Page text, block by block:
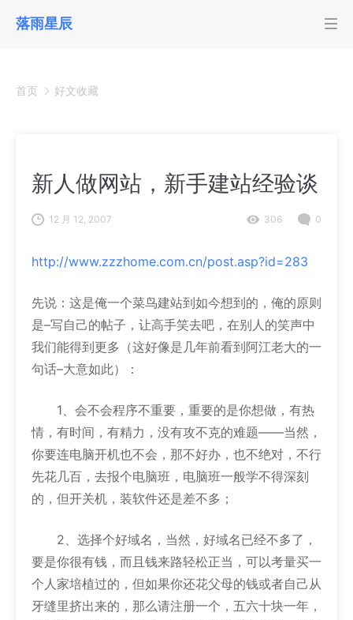
落雨星辰
首页 好文收藏
新人做网站，新手建站经验谈
12 月 12, 2007 306 0
http://www.zzzhome.com.cn/post.asp?id=283
先说：这是俺一个菜鸟建站到如今想到的，俺的原则
是–写自己的帖子，让高手笑去吧，在别人的笑声中
我们能得到更多（这好像是几年前看到阿江老大的一
句话–大意如此）：
1、会不会程序不重要，重要的是你想做，有热
情，有时间，有精力，没有攻不克的难题——当然，
你要连电脑开机也不会，那不好办，也不绝对，不行
先花几百，去报个电脑班，电脑班一般学不得深刻
的，但开关机，装软件还是差不多；
2、选择个好域名，当然，好域名已经不多了，
要是你很有钱，而且钱来路轻松正当，可以考量买一
个人家培植过的，但如果你还花父母的钱或者自己从
牙缝里挤出来的，那么请注册一个，五六十块一年，